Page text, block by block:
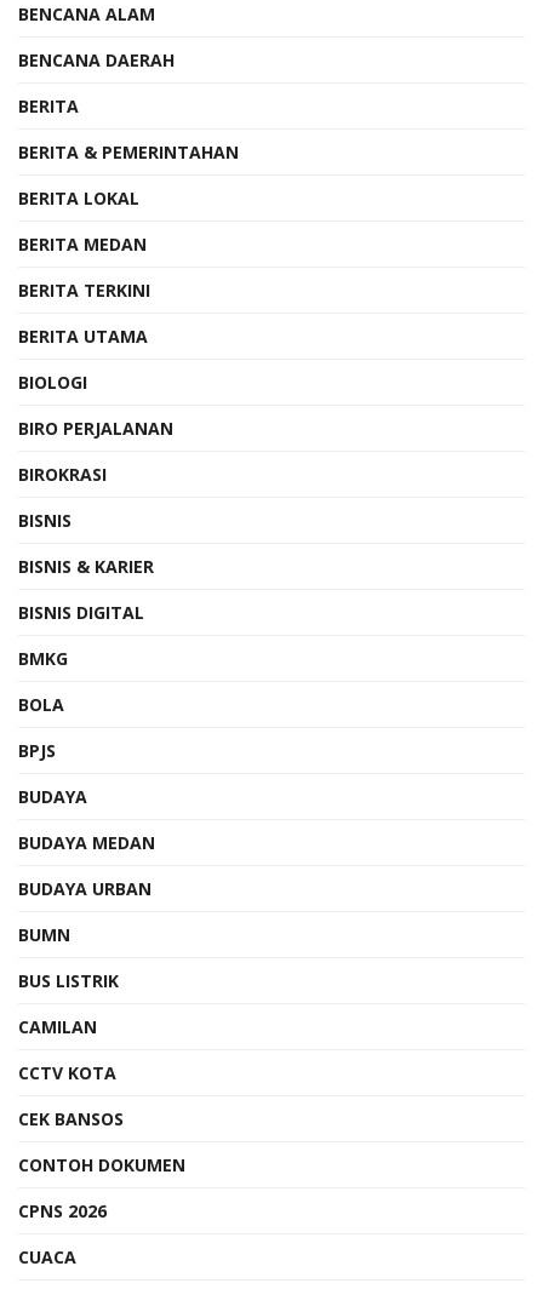
BENCANA ALAM
BENCANA DAERAH
BERITA
BERITA & PEMERINTAHAN
BERITA LOKAL
BERITA MEDAN
BERITA TERKINI
BERITA UTAMA
BIOLOGI
BIRO PERJALANAN
BIROKRASI
BISNIS
BISNIS & KARIER
BISNIS DIGITAL
BMKG
BOLA
BPJS
BUDAYA
BUDAYA MEDAN
BUDAYA URBAN
BUMN
BUS LISTRIK
CAMILAN
CCTV KOTA
CEK BANSOS
CONTOH DOKUMEN
CPNS 2026
CUACA